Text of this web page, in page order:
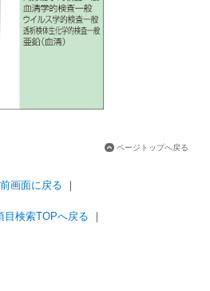
ページトップへ戻る
前画面に戻る ｜
目検索TOPへ戻る ｜